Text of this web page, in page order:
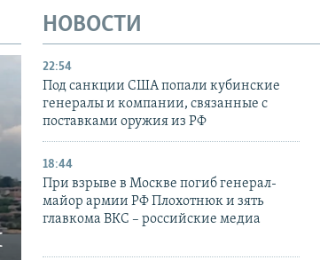
НОВОСТИ
22:54
Под санкции США попали кубинские
генералы и компании, связанные с
поставками оружия из РФ
18:44
При взрыве в Москве погиб генерал-
майор армии РФ Плохотнюк и зять
главкома ВКС – российские медиа